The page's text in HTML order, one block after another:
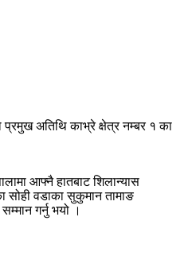
प्रमुख अतिथि काभ्रे क्षेत्र नम्बर १ का
आफ्नै हातबाट शिलान्यास
सोही वडाका सुकुमान तामाङ
गर्नु भयो ।